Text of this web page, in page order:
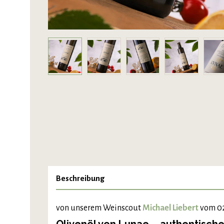
Beschreibung
von unserem Weinscout Michael Liebertvom